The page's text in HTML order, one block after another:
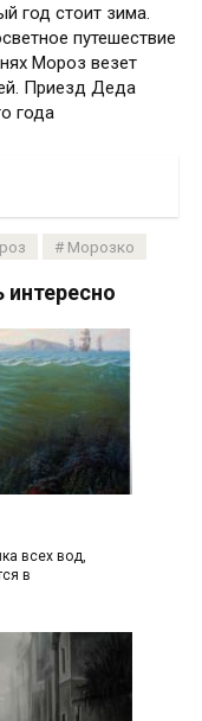
год стоит зима.
путешествие
Мороз везет
Приезд Деда
года
Морозко
всех вод,
в